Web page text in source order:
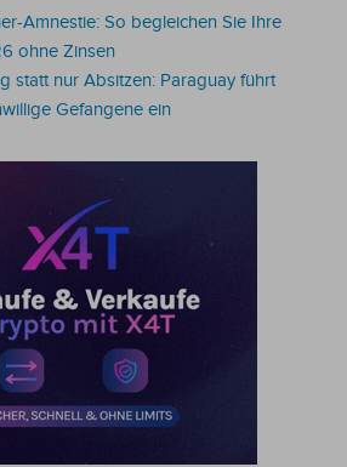
Amnestie: So begleichen Sie Ihre
ohne Zinsen
statt nur Absitzen: Paraguay führt
Gefangene ein